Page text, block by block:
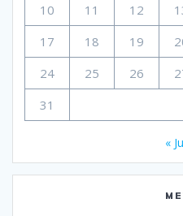
10
11 12
17
18 19
24
25 26
31
«